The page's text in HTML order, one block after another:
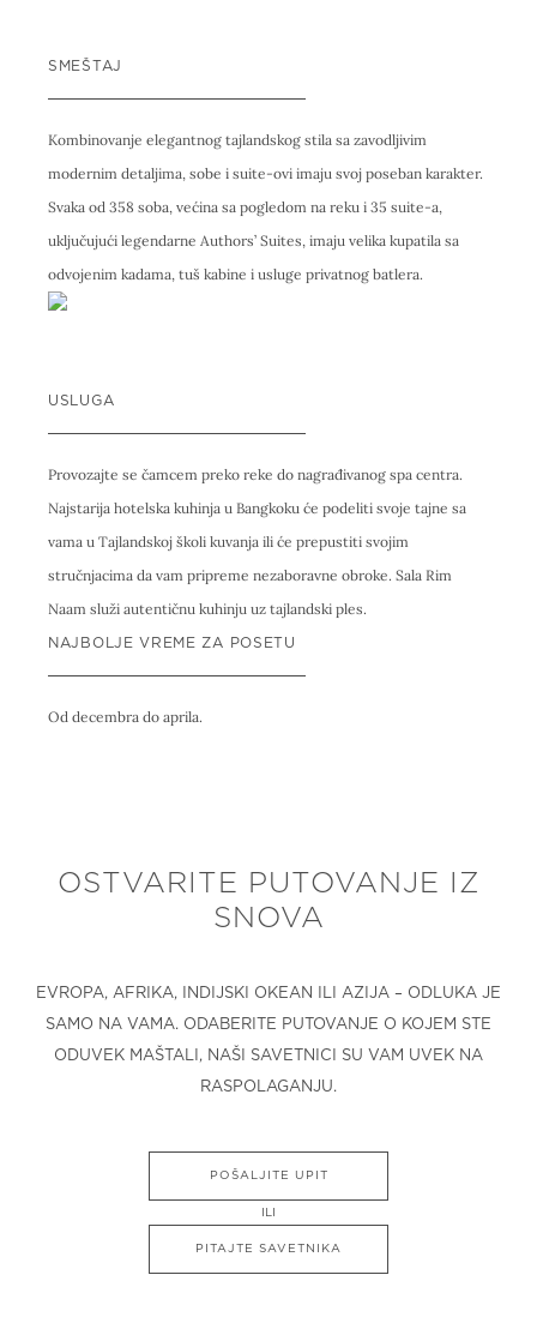
SMEŠTAJ
Kombinovanje elegantnog tajlandskog stila sa zavodljivim
modernim detaljima, sobe i suite-ovi imaju svoj poseban karakter.
Svaka od 358 soba, većina sa pogledom na reku i 35 suite-a,
uključujući legendarne Authors’ Suites, imaju velika kupatila sa
odvojenim kadama, tuš kabine i usluge privatnog batlera.
USLUGA
Provozajte se čamcem preko reke do nagrađivanog spa centra.
Najstarija hotelska kuhinja u Bangkoku će podeliti svoje tajne sa
vama u Tajlandskoj školi kuvanja ili će prepustiti svojim
stručnjacima da vam pripreme nezaboravne obroke. Sala Rim
Naam služi autentičnu kuhinju uz tajlandski ples.
NAJBOLJE VREME ZA POSETU
Od decembra do aprila.
OSTVARITE PUTOVANJE IZ
SNOVA
EVROPA, AFRIKA, INDIJSKI OKEAN ILI AZIJA – ODLUKA JE
SAMO NA VAMA. ODABERITE PUTOVANJE O KOJEM STE
ODUVEK MAŠTALI, NAŠI SAVETNICI SU VAM UVEK NA
RASPOLAGANJU.
POŠALJITE UPIT
ILI
PITAJTE SAVETNIKA